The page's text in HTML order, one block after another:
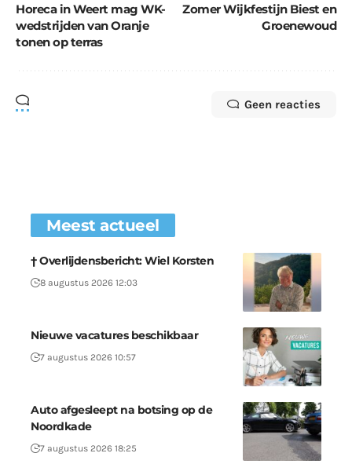
Horeca in Weert mag WK-
wedstrijden van Oranje
tonen op terras
Zomer Wijkfestijn Biest en
Groenewoud
Geen reacties
Meest actueel
† Overlijdensbericht: Wiel Korsten
8 augustus 2026 12:03
Nieuwe vacatures beschikbaar
7 augustus 2026 10:57
Auto afgesleept na botsing op de
Noordkade
7 augustus 2026 18:25